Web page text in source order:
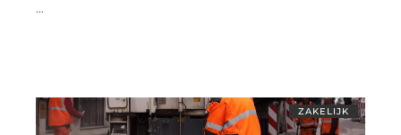
...
ZAKELIJK